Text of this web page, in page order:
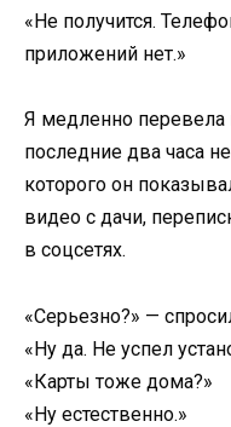
«Не получится.
приложений нет.»
Я медленно перевела
последние два часа
которого он
видео с дачи,
в соцсетях.
«Серьезно?» —
«Ну да. Не успел
«Карты тоже дома?»
«Ну естественно.»